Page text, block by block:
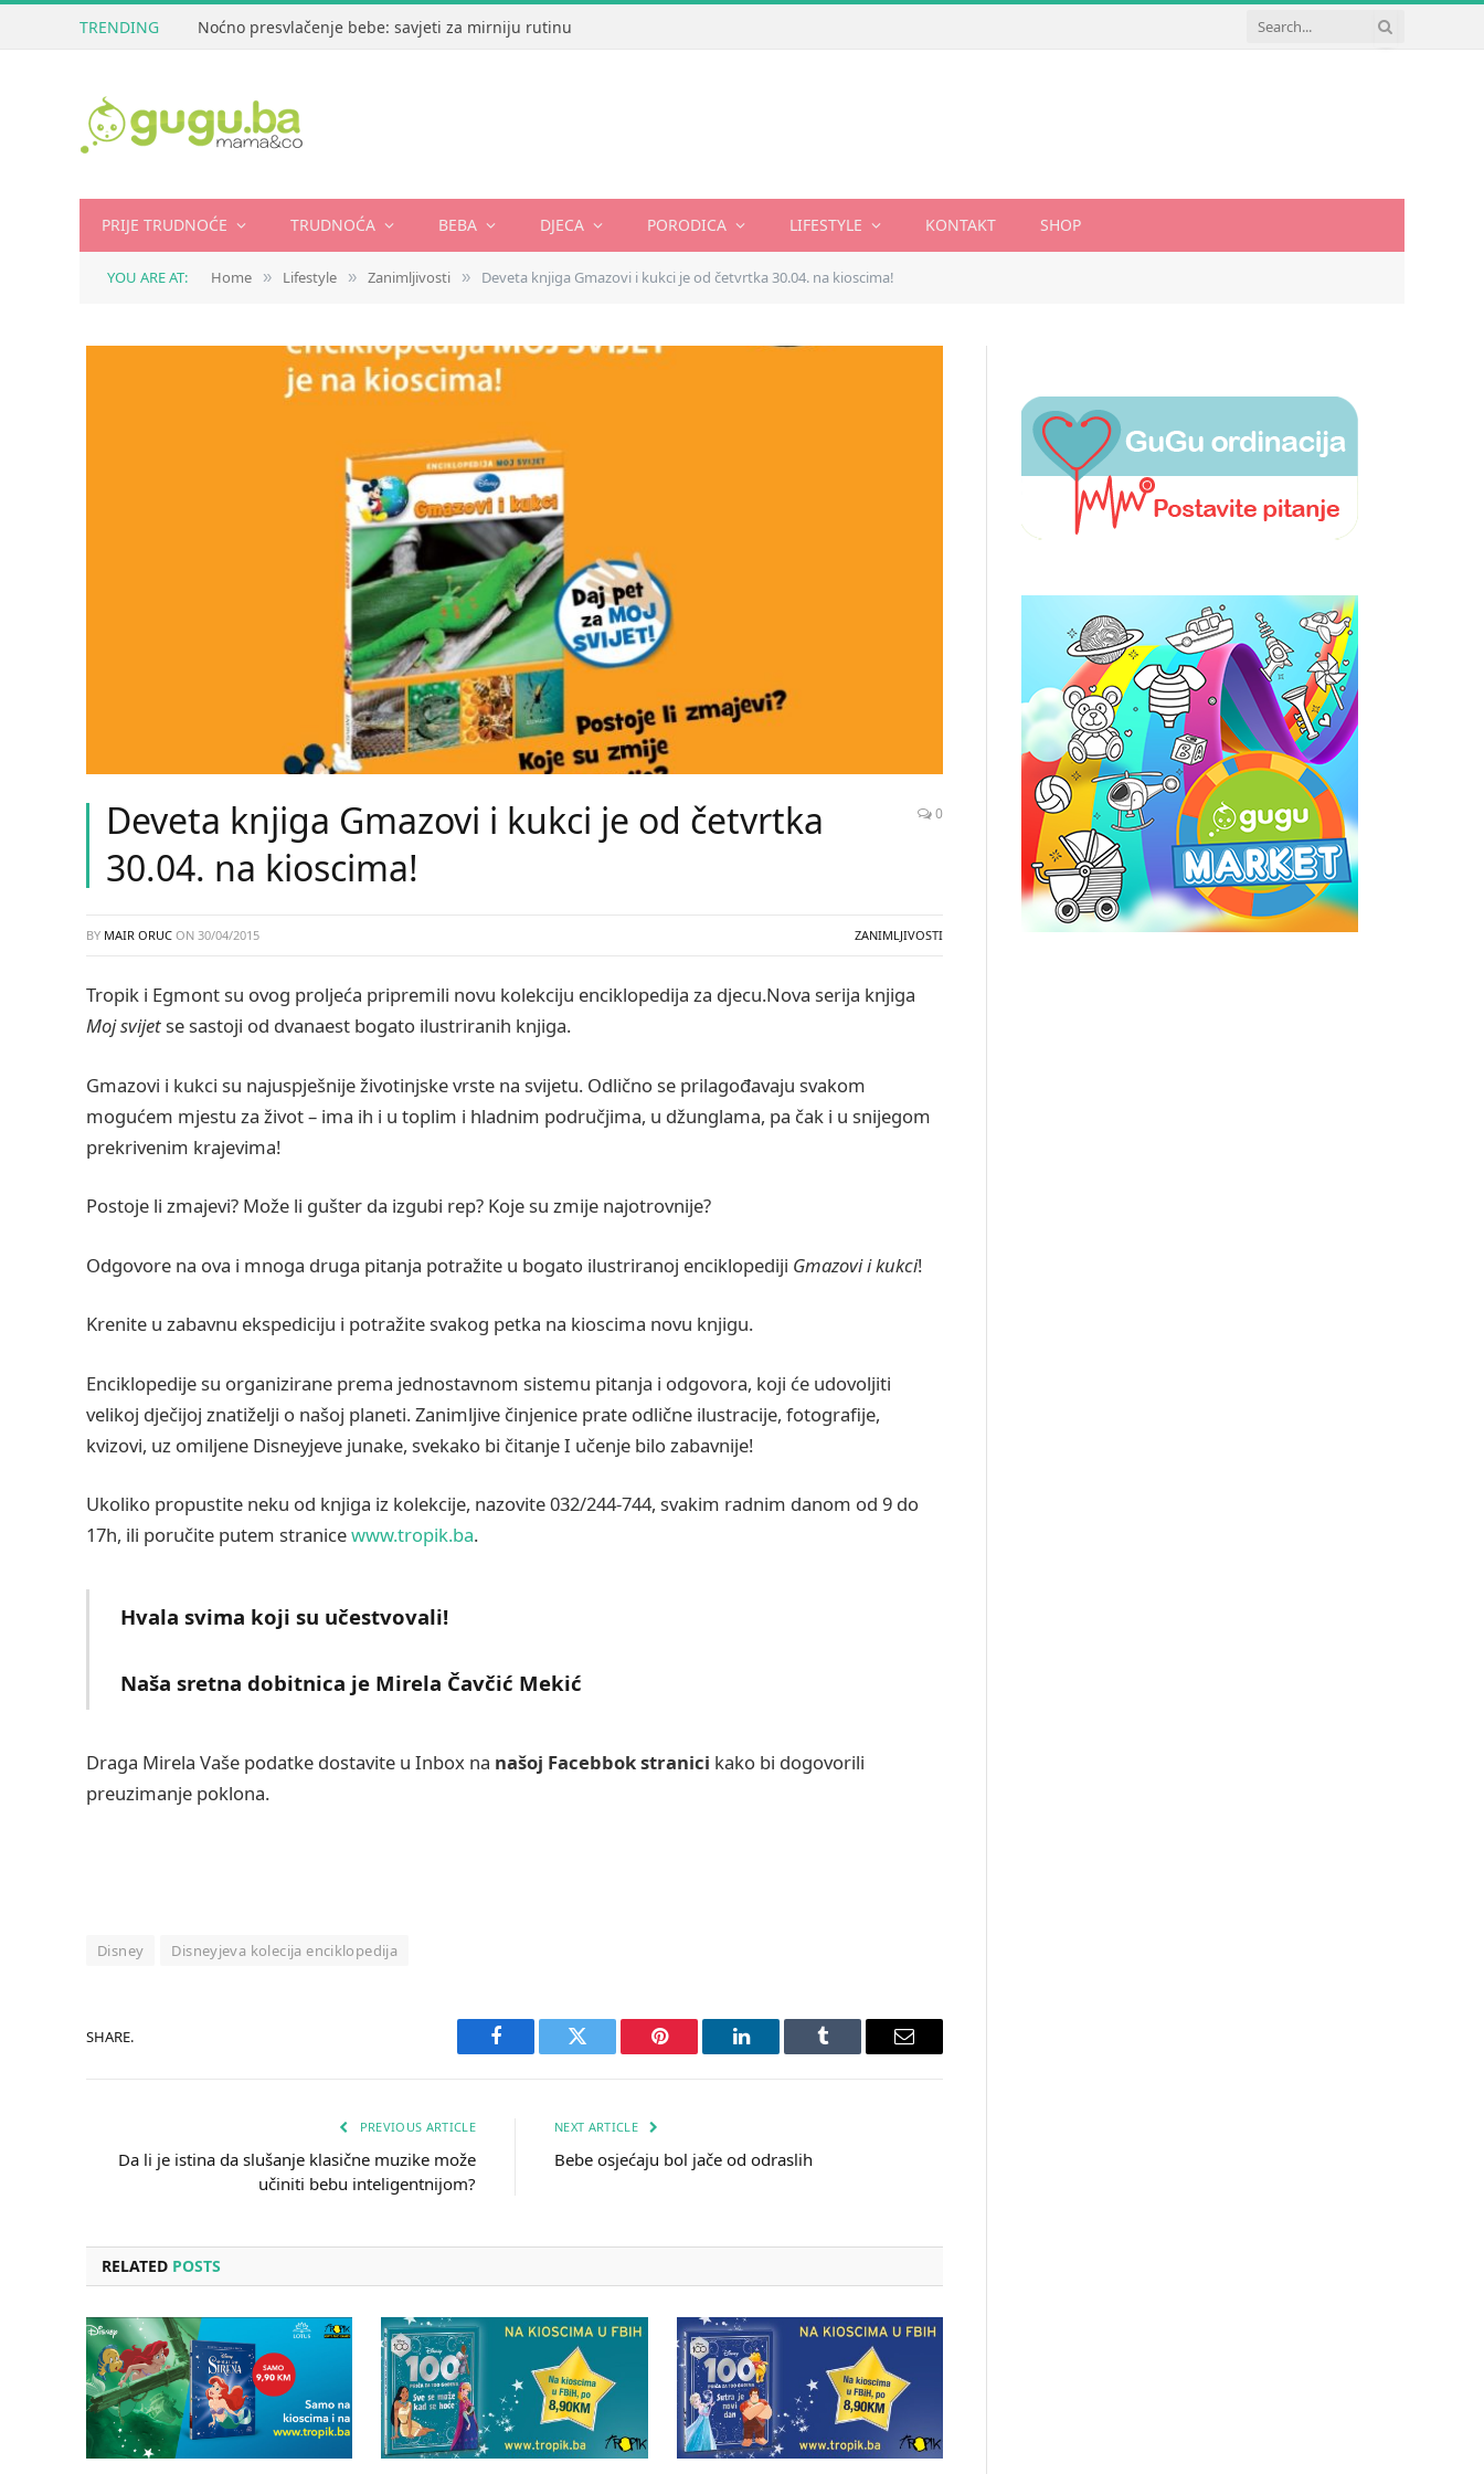
TRENDING Noćno presvlačenje bebe: savjeti za mirniju rutinu
PRIJE TRUDNOĆE TRUDNOĆA BEBA DJECA PORODICA LIFESTYLE KONTAKT SHOP
YOU ARE AT: Home » Lifestyle » Zanimljivosti » Deveta knjiga Gmazovi i kukci je od četvrtka 30.04. na kioscima!
Deveta knjiga Gmazovi i kukci je od četvrtka
30.04. na kioscima!
0
BY MAIR ORUC ON 30/04/2015 ZANIMLJIVOSTI
Tropik i Egmont su ovog proljeća pripremili novu kolekciju enciklopedija za djecu.Nova serija knjiga
Moj svijetse sastoji od dvanaest bogato ilustriranih knjiga.
Gmazovi i kukci su najuspješnije životinjske vrste na svijetu. Odlično se prilagođavaju svakom
mogućem mjestu za život – ima ih i u toplim i hladnim područjima, u džunglama, pa čak i u snijegom
prekrivenim krajevima!
Postoje li zmajevi? Može li gušter da izgubi rep? Koje su zmije najotrovnije?
Odgovore na ova i mnoga druga pitanja potražite u bogato ilustriranoj enciklopediji Gmazovi i kukci!
Krenite u zabavnu ekspediciju i potražite svakog petka na kioscima novu knjigu.
Enciklopedije su organizirane prema jednostavnom sistemu pitanja i odgovora, koji će udovoljiti
velikoj dječijoj znatiželji o našoj planeti. Zanimljive činjenice prate odlične ilustracije, fotografije,
kvizovi, uz omiljene Disneyjeve junake, svekako bi čitanje I učenje bilo zabavnije!
Ukoliko propustite neku od knjiga iz kolekcije, nazovite 032/244-744, svakim radnim danom od 9 do
17h, ili poručite putem stranicewww.tropik.ba.
Hvala svima koji su učestvovali!
Naša sretna dobitnica je Mirela Čavčić Mekić
Draga Mirela Vaše podatke dostavite u Inbox na našoj Facebbok stranici kako bi dogovorili
preuzimanje poklona.
Disney Disneyjeva kolecija enciklopedija
SHARE.
Facebook Twitter Pinterest LinkedIn Tumblr Email
PREVIOUS ARTICLE
Da li je istina da slušanje klasične muzike može
učiniti bebu inteligentnijom?
NEXT ARTICLE
Bebe osjećaju bol jače od odraslih
RELATED POSTS